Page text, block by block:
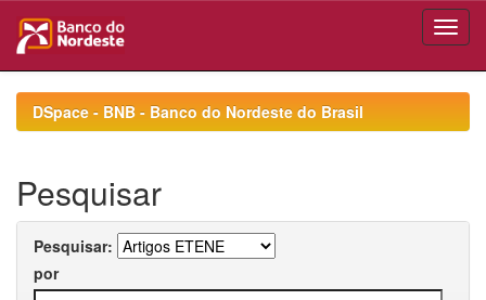
navigationDSpace - BNB - Banco do Nordeste do Brasil
Pesquisar
Pesquisar:
por